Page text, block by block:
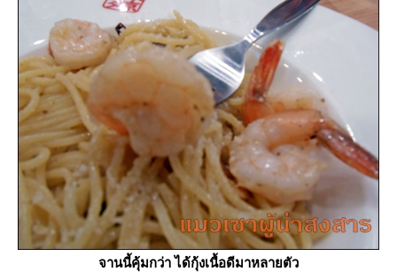
จานนี้คุ้มกว่า ได้กุ้งเนื้อดีมาหลายตัว